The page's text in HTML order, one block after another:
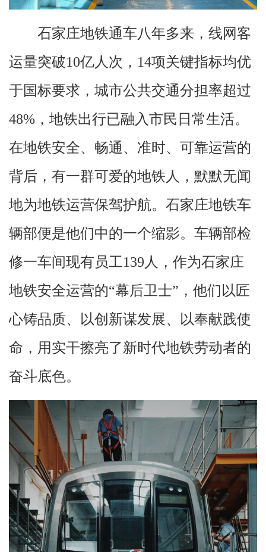
石家庄地铁通车八年多来，线网客
运量突破10亿人次，14项关键指标均优
于国标要求，城市公共交通分担率超过
48%，地铁出行已融入市民日常生活。
在地铁安全、畅通、准时、可靠运营的
背后，有一群可爱的地铁人，默默无闻
地为地铁运营保驾护航。石家庄地铁车
辆部便是他们中的一个缩影。车辆部检
修一车间现有员工139人，作为石家庄
地铁安全运营的“幕后卫士”，他们以匠
心铸品质、以创新谋发展、以奉献践使
命，用实干擦亮了新时代地铁劳动者的
奋斗底色。